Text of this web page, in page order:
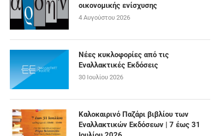
οικονομικής ενίσχυσης
4 Αυγούστου 2026
Νέες κυκλοφορίες από τις
Εναλλακτικές Εκδόσεις
30 Ιουλίου 2026
Καλοκαιρινό Παζάρι βιβλίου των
Εναλλακτικών Εκδόσεων | 7 έως 31